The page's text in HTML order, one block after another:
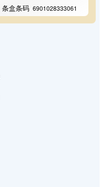
条盒条码 6901028333061